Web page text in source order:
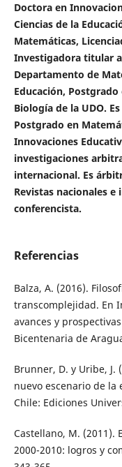
Doctora en
Ciencias de la
Matemáticas,
Investigadora titular
Departamento de
Educación,
Biología de la UDO.
Postgrado en
Innovaciones
investigaciones
internacional. Es
Revistas nacionales
conferencista.
Referencias
Balza, A. (2016).
transcomplejidad. En
avances y
Bicentenaria de
Brunner, D. y Uribe, J.
nuevo escenario de
Chile: Ediciones
Castellano, M. (2011).
2000-2010: logros y